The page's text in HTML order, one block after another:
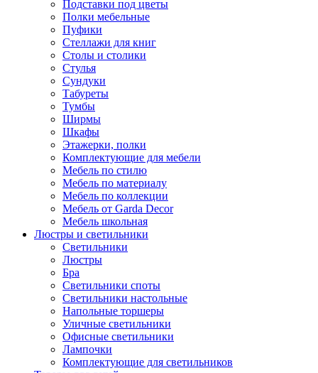
Подставки под цветы
Полки мебельные
Пуфики
Стеллажи для книг
Столы и столики
Стулья
Сундуки
Табуреты
Тумбы
Ширмы
Шкафы
Этажерки, полки
Комплектующие для мебели
Мебель по стилю
Мебель по материалу
Мебель по коллекции
Мебель от Garda Decor
Мебель школьная
Люстры и светильники
Светильники
Люстры
Бра
Светильники споты
Светильники настольные
Напольные торшеры
Уличные светильники
Офисные светильники
Лампочки
Комплектующие для светильников